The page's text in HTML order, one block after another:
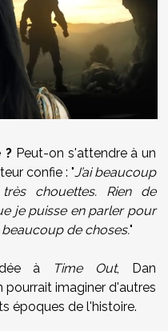
? Peut-on s'attendre à un
confie : "J’ai beaucoup
chouettes. Rien de
je puisse en parler pour
de choses."
à Time Out, Dan
pourrait imaginer d'autres
époques de l'histoire.